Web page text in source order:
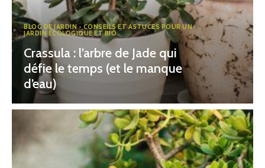
BLOG DE JARDIN - CONSEILS ET ASTUCES POUR UN
JARDIN ÉCOLOGIQUE ET BIO
Crassula : l’arbre de Jade qui
défie le temps (et le manque
d’eau)